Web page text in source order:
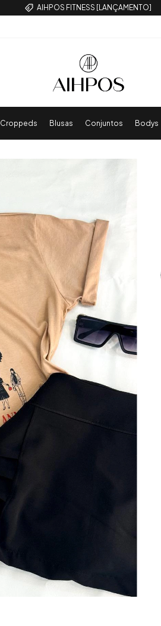
COMPRE 3 POR R$ 99,99
Croppeds Blusas Conjuntos Bodys